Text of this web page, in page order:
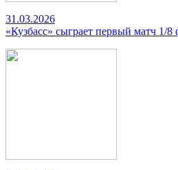
31.03.2026
«Кузбасс» сыграет первый матч 1/